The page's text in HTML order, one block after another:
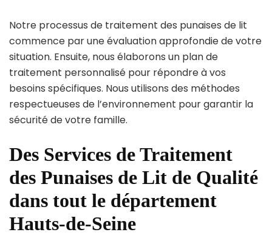
Notre processus de traitement des punaises de lit
commence par une évaluation approfondie de votre
situation. Ensuite, nous élaborons un plan de
traitement personnalisé pour répondre à vos
besoins spécifiques. Nous utilisons des méthodes
respectueuses de l’environnement pour garantir la
sécurité de votre famille.
Des Services de Traitement
des Punaises de Lit de Qualité
dans tout le département
Hauts-de-Seine